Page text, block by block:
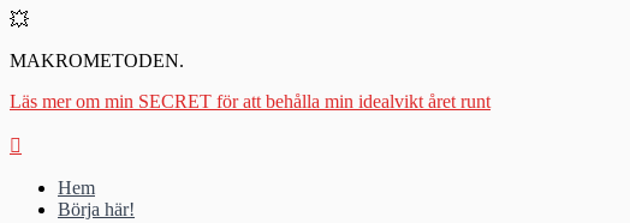
💥
MAKROMETODEN.
Läs mer om min SECRET för att behålla min idealvikt året runt
Hem
Börja här!